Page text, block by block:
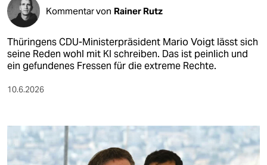
veranstaltungen
shop
fragen & hilfe
unterstützen
genossenschaft
epaper login
Kommentar von Rainer Rutz
Thüringens CDU-Ministerpräsident Mario Voigt lässt sich
seine Reden wohl mit KI schreiben. Das ist peinlich und
ein gefundenes Fressen für die extreme Rechte.
10.6.2026